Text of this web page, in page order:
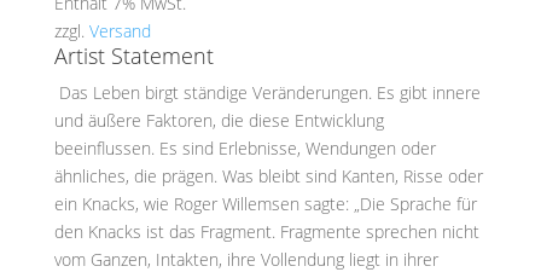
zzgl. Versand
Artist Statement
Das Leben birgt ständige Veränderungen. Es gibt innere
und äußere Faktoren, die diese Entwicklung
beeinflussen. Es sind Erlebnisse, Wendungen oder
ähnliches, die prägen. Was bleibt sind Kanten, Risse oder
ein Knacks, wie Roger Willemsen sagte: „Die Sprache für
den Knacks ist das Fragment. Fragmente sprechen nicht
vom Ganzen, Intakten, ihre Vollendung liegt in ihrer